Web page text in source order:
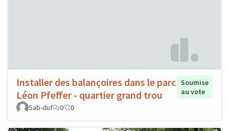
Installer des balançoires dans le parc
Léon Pfeffer - quartier grand trou
Soumise
au vote
Sab-duf
0 0